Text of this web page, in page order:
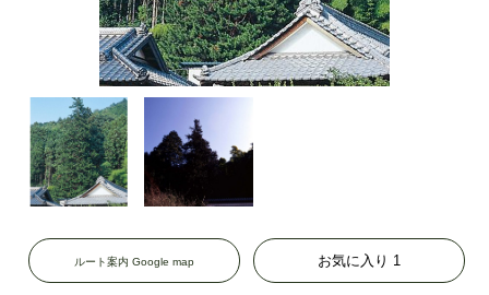
ルート案内 Google map お気に入り 1